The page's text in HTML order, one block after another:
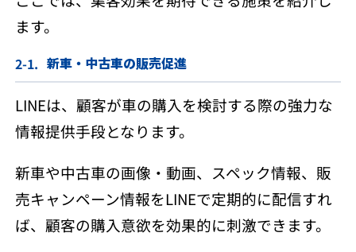
ます。
新車・中古車の販売促進
LINEは、顧客が車の購入を検討する際の強力な
情報提供手段となります。
新車や中古車の画像・動画、スペック情報、販
売キャンペーン情報をLINEで定期的に配信すれ
ば、顧客の購入意欲を効果的に刺激できます。